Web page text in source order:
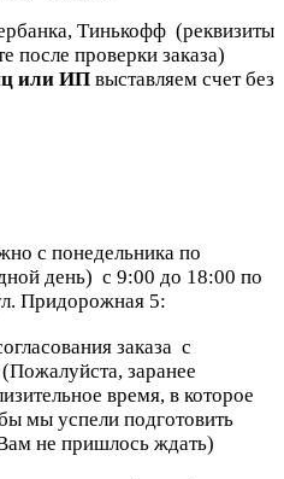
Тинькофф (реквизиты
после проверки заказа)
или ИП выставляем счет без
с понедельника по
день) с 9:00 до 18:00 по
Придорожная 5:
заказа с
(Пожалуйста, заранее
время, в которое
мы успели подготовить
не пришлось ждать)